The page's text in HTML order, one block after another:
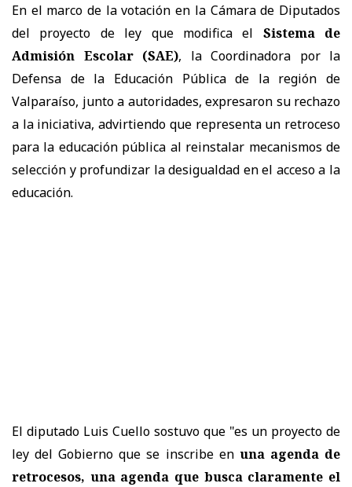
En el marco de la votación en la Cámara de Diputados
del proyecto de ley que modifica el
Sistema de
Admisión Escolar (SAE), la Coordinadora por la
Defensa de la Educación Pública de la región de
Valparaíso, junto a autoridades, expresaron su rechazo
a la iniciativa, advirtiendo que representa un retroceso
para la educación pública al reinstalar mecanismos de
selección y profundizar la desigualdad en el acceso a la
educación.
El diputado Luis Cuello sostuvo que "es un proyecto de
ley del Gobierno que se inscribe enuna agenda de
retrocesos, una agenda que busca claramente el